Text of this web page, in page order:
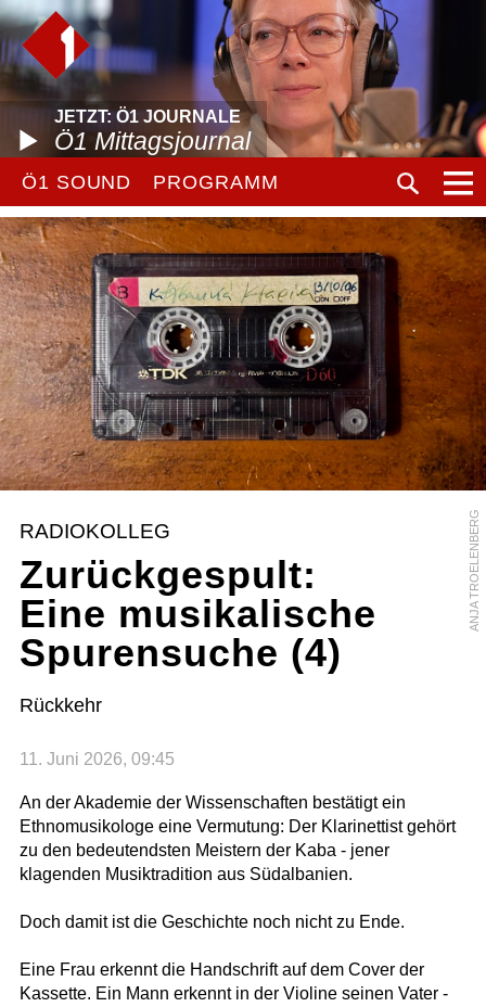
JETZT: Ö1 JOURNALE
Ö1 Mittagsjournal
Ö1 SOUND PROGRAMM
ANJA TROELENBERG
RADIOKOLLEG
Zurückgespult:
Eine musikalische
Spurensuche (4)
Rückkehr
11. Juni 2026, 09:45
An der Akademie der Wissenschaften bestätigt ein
Ethnomusikologe eine Vermutung: Der Klarinettist gehört
zu den bedeutendsten Meistern der Kaba - jener
klagenden Musiktradition aus Südalbanien.
Doch damit ist die Geschichte noch nicht zu Ende.
Eine Frau erkennt die Handschrift auf dem Cover der
Kassette. Ein Mann erkennt in der Violine seinen Vater -